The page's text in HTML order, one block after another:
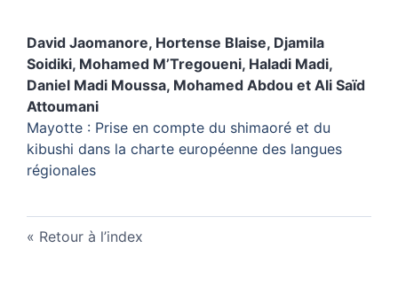
David Jaomanore, Hortense Blaise, Djamila
Soidiki, Mohamed M’Tregoueni, Haladi Madi,
Daniel Madi Moussa, Mohamed Abdou et Ali Saïd
Attoumani
Mayotte : Prise en compte du shimaoré et du
kibushi dans la charte européenne des langues
régionales
Retour à l’index